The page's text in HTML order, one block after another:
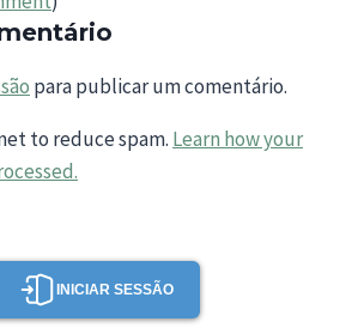
para publicar um comentário.
to reduce spam. Learn how your
INICIAR SESSÃO